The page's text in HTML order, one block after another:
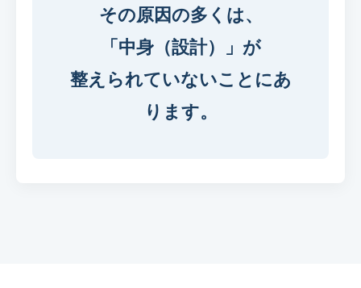
その原因の多くは、
「中身（設計）」が
整えられていないことにあ
ります。